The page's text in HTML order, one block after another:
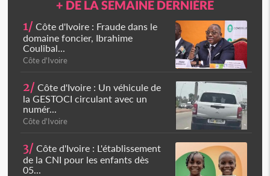
+ DE LA SEMAINE DERNIÈRE
1/ Côte d'Ivoire : Fraude dans le
domaine foncier, Ibrahime
Coulibal...
Côte d'Ivoire
2/ Côte d'Ivoire : Un véhicule de
la GESTOCI circulant avec un
numér...
Côte d'Ivoire
3/ Côte d'Ivoire : L'établissement
de la CNI pour les enfants dès
05...